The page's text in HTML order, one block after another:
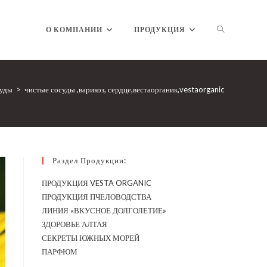
О КОМПАНИИ ПРОДУКЦИЯ
ПОИСК
> чистые сосуды ,варикоз, сердце,вестаорганик,vestaorganic
Раздел Продукции:
ПРОДУКЦИЯ VESTA ORGANIC
ПРОДУКЦИЯ ПЧЕЛОВОДСТВА
ЛИНИЯ «ВКУСНОЕ ДОЛГОЛЕТИЕ»
ЗДОРОВЬЕ АЛТАЯ
СЕКРЕТЫ ЮЖНЫХ МОРЕЙ
ПАРФЮМ